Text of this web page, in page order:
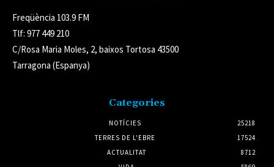
Freqüència 103.9 FM
Tlf: 977 449 210
C/Rosa Maria Moles, 2, baixos Tortosa 43500
Tarragona (Espanya)
Categories
NOTÍCIES
25218
TERRES DE L'EBRE
17524
ACTUALITAT
8712